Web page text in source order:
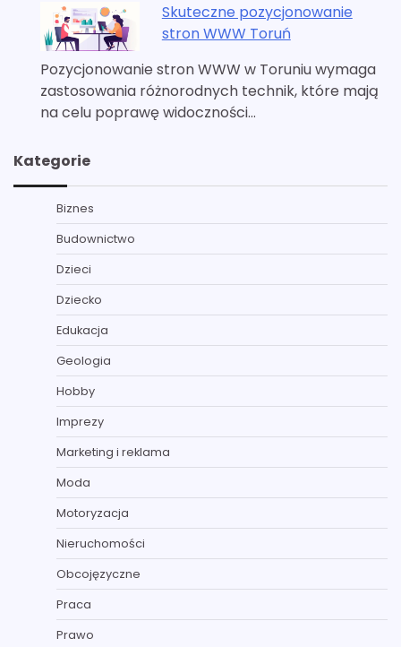
Skuteczne pozycjonowanie
stron WWW Toruń
Pozycjonowanie stron WWW w Toruniu wymaga
zastosowania różnorodnych technik, które mają
na celu poprawę widoczności…
Kategorie
Biznes
Budownictwo
Dzieci
Dziecko
Edukacja
Geologia
Hobby
Imprezy
Marketing i reklama
Moda
Motoryzacja
Nieruchomości
Obcojęzyczne
Praca
Prawo